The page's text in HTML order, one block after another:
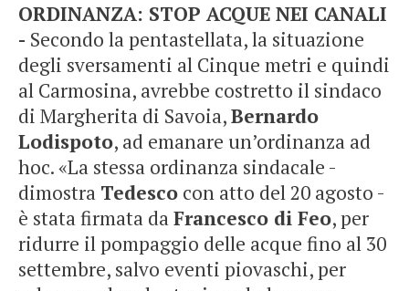
ORDINANZA: STOP ACQUE NEI CANALI
- Secondo la pentastellata, la situazione
degli sversamenti al Cinque metri e quindi
al Carmosina, avrebbe costretto il sindaco
di Margherita di Savoia,Bernardo
Lodispoto, ad emanare un’ordinanza ad
hoc. «La stessa ordinanza sindacale -
dimostra Tedesco con atto del 20 agosto -
è stata firmata daFrancesco di Feo, per
ridurre il pompaggio delle acque fino al 30
settembre, salvo eventi piovaschi, per